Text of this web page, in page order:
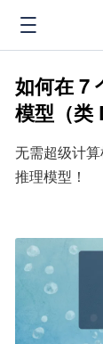
如何在 7
模型（类
无需超级计
推理模型！